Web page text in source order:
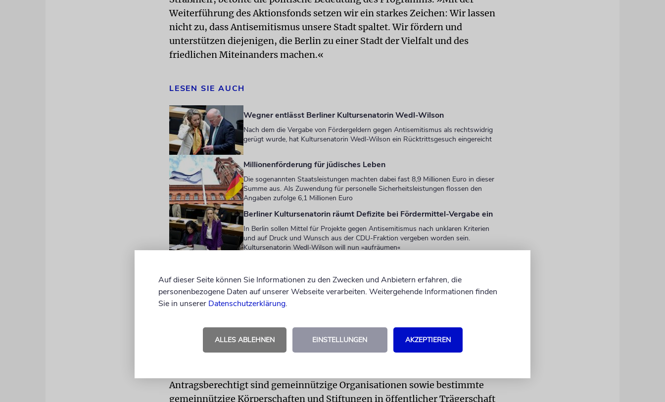
Weiterführung des Aktionsfonds setzen wir ein starkes Zeichen: Wir lassen
nicht zu, dass Antisemitismus unsere Stadt spaltet. Wir fördern und
unterstützen diejenigen, die Berlin zu einer Stadt der Vielfalt und des
friedlichen Miteinanders machen.«
LESEN SIE AUCH
Wegner entlässt Berliner Kultursenatorin Wedl-Wilson
Nach dem die Vergabe von Fördergeldern gegen Antisemitismus als rechtswidrig
gerügt wurde, hat Kultursenatorin Wedl-Wilson ein Rücktrittsgesuch eingereicht
Millionenförderung für jüdisches Leben
Die sogenannten Staatsleistungen machten dabei fast 8,9 Millionen Euro in dieser
Summe aus. Als Zuwendung für personelle Sicherheitsleistungen flossen den
Angaben zufolge 6,1 Millionen Euro
Berliner Kultursenatorin räumt Defizite bei Fördermittel-Vergabe ein
In Berlin sollen Mittel für Projekte gegen Antisemitismus nach unklaren Kriterien
und auf Druck und Wunsch aus der CDU-Fraktion vergeben worden sein.
Kultursenatorin Wedl-Wilson will nun »aufräumen«
Gefördert werden können unterschiedliche Formate und Ansätze. Dazu
zählen unter anderem Bildungsprojekte, öffentliche Kampagnen und
Veranstaltungen, aber auch Maßnahmen zur Prävention und Aufklärung in
Antragsberechtigt sind gemeinnützige Organisationen sowie bestimmte
gemeinnützige Körperschaften und Stiftungen in öffentlicher Trägerschaft
Auf dieser Seite können Sie Informationen zu den Zwecken und Anbietern erfahren, die
personenbezogene Daten auf unserer Webseite verarbeiten. Weitergehende Informationen finden
Sie in unserer Datenschutzerklärung.
ALLES ABLEHNEN EINSTELLUNGEN AKZEPTIEREN